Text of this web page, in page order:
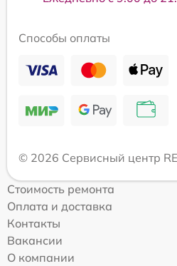
Способы оплаты
© 2026 Сервисный центр
Стоимость ремонта
Оплата и доставка
Контакты
Вакансии
О компании